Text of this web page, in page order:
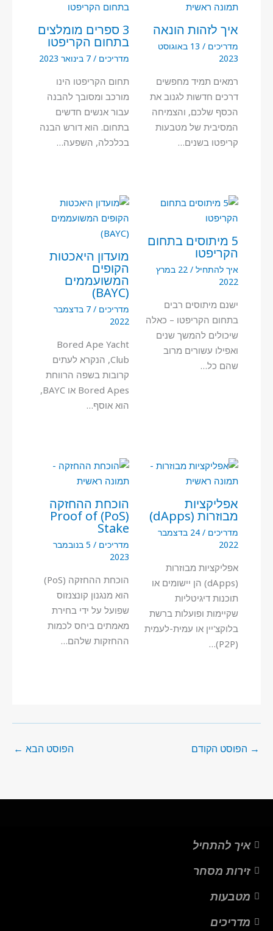
איך לזהות הונאה
מדריכים /
13 באוגוסט
2023
רמאים תמיד מחפשים
דרכים חדשות לגנוב את
הכסף שלכם, והצמיחה
המסיבית של מטבעות
קריפטו בשנים…
3 ספרים מומלצים
בתחום הקריפטו
מדריכים /7 בינואר 2023
תחום הקריפטו הינו
מורכב ומסובך להבנה
עבור אנשים חדשים
בתחום. הוא דורש הבנה
בכלכלה, השפעה…
5 מיתוסים בתחום
הקריפטו
איך להתחיל /
22 במרץ
2022
ישנם מיתוסים רבים
בתחום הקריפטו – כאלה
שיכולים להמשך שנים
ואפילו עשורים מרוב
שהם כל…
מועדון היאכטות
הקופים
המשועממים
(BAYC)
מדריכים /
7 בדצמבר
2022
Bored Ape Yacht
Club, הנקרא לעתים
קרובות בשפה הרווחת
Bored Apes או BAYC,
הוא אוסף…
אפליקציות
מבוזרות (dApps)
מדריכים /
24 בדצמבר
2022
אפליקציות מבוזרות
(dApps) הן יישומים או
תוכנות דיגיטליות
שקיימות ופועלות ברשת
בלוקצ'יין או עמית-לעמית
(P2P)…
הוכחת ההחזקה
(PoS) Proof of
Stake
מדריכים /
5 בנובמבר
2023
הוכחת ההחזקה (PoS)
הוא מנגנון קונצנזוס
שפועל על ידי בחירת
מאמתים ביחס לכמות
ההחזקות שלהם…
→ הפוסט הקודם הפוסט הבא ←
איך להתחיל
זירות מסחר
מטבעות
מדריכים